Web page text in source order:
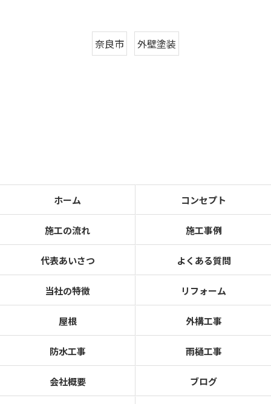
奈良市 外壁塗装
ホーム コンセプト
施工の流れ 施工事例
代表あいさつ よくある質問
当社の特徴 リフォーム
屋根 外構工事
防水工事 雨樋工事
会社概要 ブログ